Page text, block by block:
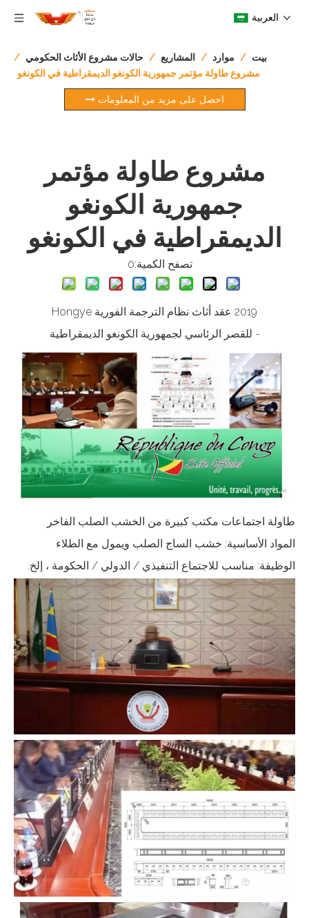
العربية
بيت / موارد / المشاريع / حالات مشروع الأثاث الحكومي /
مشروع طاولة مؤتمر جمهورية الكونغو الديمقراطية في الكونغو
احصل على مزيد من المعلومات
مشروع طاولة مؤتمر
جمهورية الكونغو
الديمقراطية في الكونغو
تصفح الكمية:0
2019 عقد أثاث نظام الترجمة الفورية Hongye
- للقصر الرئاسي لجمهورية الكونغو الديمقراطية
طاولة اجتماعات مكتب كبيرة من الخشب الصلب الفاخر
المواد الأساسية: خشب الساج الصلب ويمول مع الطلاء
الوظيفة: مناسب للاجتماع التنفيذي / الدولي / الحكومة ، إلخ.